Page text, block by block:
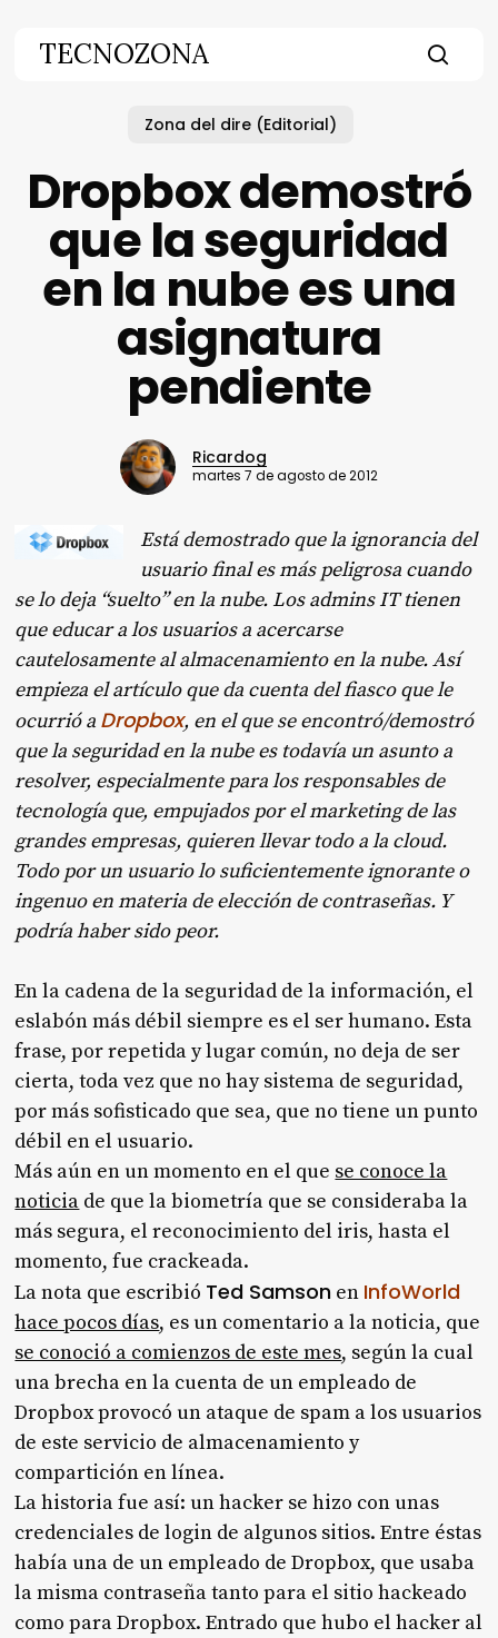
TECNOZONA
Zona del dire (Editorial)
Dropbox demostró
que la seguridad
en la nube es una
asignatura
pendiente
Ricardog
martes 7 de agosto de 2012
Está demostrado que la ignorancia del
usuario final es más peligrosa cuando
se lo deja “suelto” en la nube. Los admins IT tienen
que educar a los usuarios a acercarse
cautelosamente al almacenamiento en la nube. Así
empieza el artículo que da cuenta del fiasco que le
ocurrió a Dropbox, en el que se encontró/demostró
que la seguridad en la nube es todavía un asunto a
resolver, especialmente para los responsables de
tecnología que, empujados por el marketing de las
grandes empresas, quieren llevar todo a la cloud.
Todo por un usuario lo suficientemente ignorante o
ingenuo en materia de elección de contraseñas. Y
podría haber sido peor.
En la cadena de la seguridad de la información, el
eslabón más débil siempre es el ser humano. Esta
frase, por repetida y lugar común, no deja de ser
cierta, toda vez que no hay sistema de seguridad,
por más sofisticado que sea, que no tiene un punto
débil en el usuario.
Más aún en un momento en el que se conoce la
noticia de que la biometría que se consideraba la
más segura, el reconocimiento del iris, hasta el
momento, fue crackeada.
La nota que escribió Ted Samson en InfoWorld
hace pocos días, es un comentario a la noticia, que
se conoció a comienzos de este mes, según la cual
una brecha en la cuenta de un empleado de
Dropbox provocó un ataque de spam a los usuarios
de este servicio de almacenamiento y
compartición en línea.
La historia fue así: un hacker se hizo con unas
credenciales de login de algunos sitios. Entre éstas
había una de un empleado de Dropbox, que usaba
la misma contraseña tanto para el sitio hackeado
como para Dropbox. Entrado que hubo el hacker al